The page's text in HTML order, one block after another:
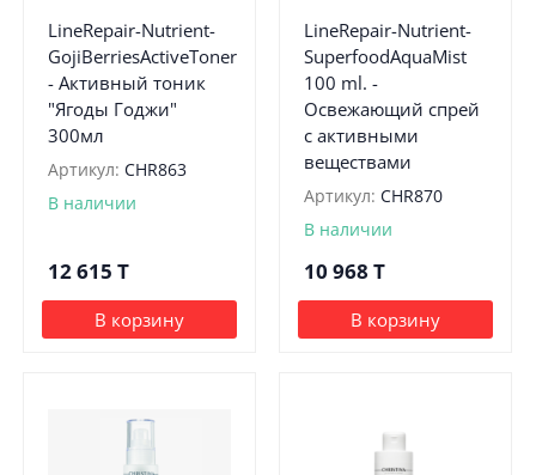
LineRepair-Nutrient-
GojiBerriesActiveToner
- Активный тоник
"Ягоды Годжи"
300мл
Артикул: CHR863
В наличии
12 615 T
В корзину
LineRepair-Nutrient-
SuperfoodAquaMist
100 ml. -
Освежающий спрей
с активными
веществами
Артикул: CHR870
В наличии
10 968 T
В корзину